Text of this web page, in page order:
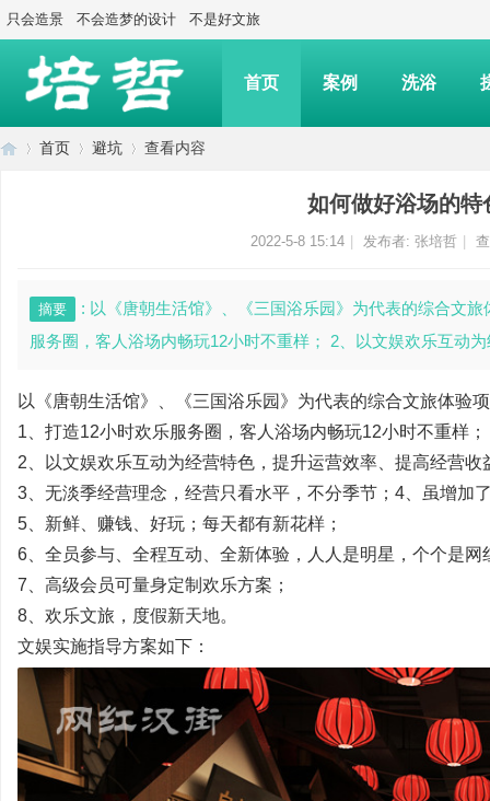
只会造景 不会造梦的设计 不是好文旅
首页 案例 洗浴
首页 避坑 查看内容
如何做好浴场的
2022-5-8 15:14 发布者: 张培哲
摘要
: 以《唐朝生活馆》、《三国浴乐园》为代表的综合文
服务圈，客人浴场内畅玩12小时不重样； 2、以文娱欢乐互动
以《唐朝生活馆》、《三国浴乐园》为代表的综合文旅体验
1、打造12小时欢乐服务圈，客人浴场内畅玩12小时不重样；
2、以文娱欢乐互动为经营特色，提升运营效率、提高经营收
3、无淡季经营理念，经营只看水平，不分季节；4、虽增加
5、新鲜、赚钱、好玩；每天都有新花样；
6、全员参与、全程互动、全新体验，人人是明星，个个是网
7、高级会员可量身定制欢乐方案；
8、欢乐文旅，度假新天地。
文娱实施指导方案如下：